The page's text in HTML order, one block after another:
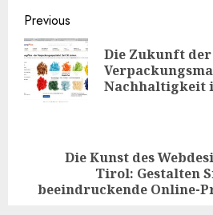
Continue
Reading
Previous
Die Zukunft der
Nachhaltigkeit
post:
Die Kunst des
Tirol: Gestalten
beeindruckende Online-